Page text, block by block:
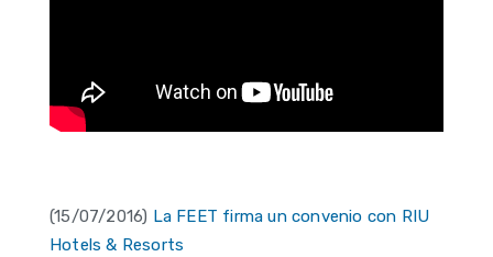
(15/07/2016) La FEET firma un convenio con RIU
Hotels & Resorts